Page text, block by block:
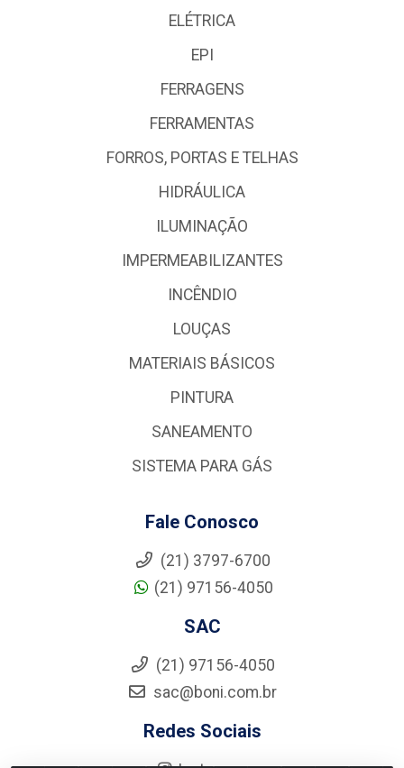
ELÉTRICA
EPI
FERRAGENS
FERRAMENTAS
FORROS, PORTAS E TELHAS
HIDRÁULICA
ILUMINAÇÃO
IMPERMEABILIZANTES
INCÊNDIO
LOUÇAS
MATERIAIS BÁSICOS
PINTURA
SANEAMENTO
SISTEMA PARA GÁS
Fale Conosco
(21) 3797-6700
(21) 97156-4050
SAC
(21) 97156-4050
sac@boni.com.br
Redes Sociais